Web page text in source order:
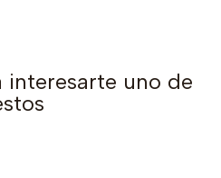
interesarte uno de